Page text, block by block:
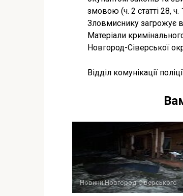
змовою (ч. 2 статті 28, ч.
Зловмиснику загрожує
Матеріали
Новгород-Сіверської
Відділ комунікації
Новини Новгород-Сіверського